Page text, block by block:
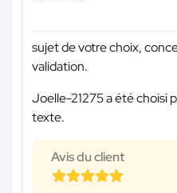
sujet de votre choix,
validation.
Joelle-21275 a été choisi
texte.
Avis du client